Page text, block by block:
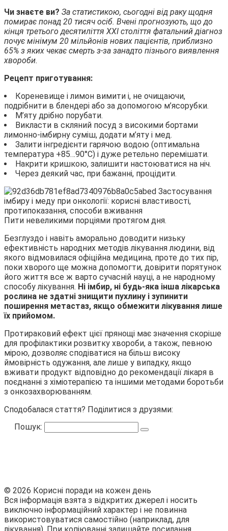
Чи знаєте ви? За статистикою, сьогодні від раку щодня
помирає понад 20 тисяч осіб. Вчені прогнозують, що до
кінця третього десятиліття ХХI століття фатальний діагноз
почує мінімум 20 мільйонів нових пацієнтів, приблизно
65% з яких чекає смерть з-за занадто пізнього виявлення
хвороби.
Рецепт приготування:
Кореневище і лимон вимити і, не очищаючи,
подрібнити в блендері або за допомогою м’ясорубки.
М’яту дрібно порубати.
Викласти в скляний посуд з високими бортами
лимонно-імбирну суміш, додати м’яту і мед.
Залити інгредієнти гарячою водою (оптимальна
температура +85…90°С) і дуже ретельно перемішати.
Накрити кришкою, залишити настоюватися на ніч.
Через деякий час, при бажанні, процідити.
Пити невеликими порціями протягом дня.
Безглуздо і навіть аморально доводити низьку
ефективність народних методів лікування людини, від
якого відмовилася офіційна медицина, проте до тих пір,
поки хворого ще можна допомогти, довірити порятунок
його життя все ж варто сучасній науці, а не народному
способу лікування. Ні імбир, ні будь-яка інша лікарська
рослина не здатні знищити пухлину і зупинити
поширення метастаз, якщо обмежити лікування лише
їх прийомом.
Протираковий ефект цієї прянощі має значення скоріше
для профілактики розвитку хвороби, а також, певною
мірою, дозволяє сподіватися на більш високу
ймовірність одужання, але лише у випадку, якщо
вживати продукт відповідно до рекомендації лікаря в
поєднанні з хіміотерапією та іншими методами боротьби
з онкозахворюванням.
Сподобалася стаття? Поділитися з друзями:
Пошук:
© 2026 Корисні поради на кожен день
Вся інформація взята з відкритих джерел і носить
виключно інформаційний характер і не повинна
використовуватися самостійно (наприклад, для